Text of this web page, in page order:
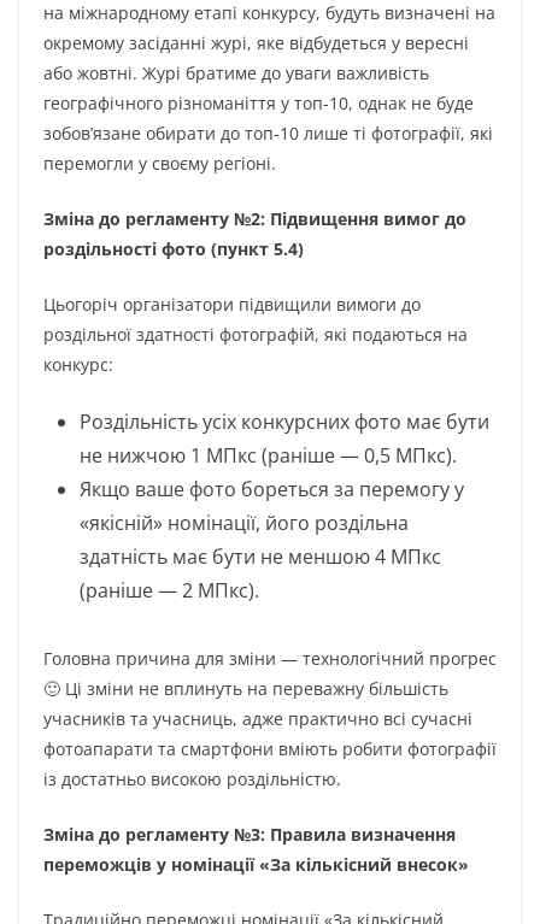
на міжнародному етапі конкурсу, будуть визначені на
окремому засіданні журі, яке відбудеться у вересні
або жовтні. Журі братиме до уваги важливість
географічного різноманіття у топ-10, однак не буде
зобов’язане обирати до топ-10 лише ті фотографії, які
перемогли у своєму регіоні.
Зміна до регламенту №2: Підвищення вимог до
роздільності фото (пункт 5.4)
Цьогоріч організатори підвищили вимоги до
роздільної здатності фотографій, які подаються на
конкурс:
Роздільність усіх конкурсних фото має бути
не нижчою 1 МПкс (раніше — 0,5 МПкс).
Якщо ваше фото бореться за перемогу у
«якісній» номінації, його роздільна
здатність має бути не меншою 4 МПкс
(раніше — 2 МПкс).
Головна причина для зміни — технологічний прогрес
🙂 Ці зміни не вплинуть на переважну більшість
учасників та учасниць, адже практично всі сучасні
фотоапарати та смартфони вміють робити фотографії
із достатньо високою роздільністю.
Зміна до регламенту №3: Правила визначення
переможців у номінації «За кількісний внесок»